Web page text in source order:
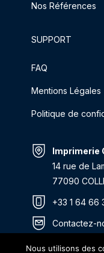
Nos Références
SUPPORT
FAQ
Mentions Légales
Politique de
Imprimerie
14 rue de
77090
+33 1 64 66
Contactez-
Itinéraire >
Nous utilisons des